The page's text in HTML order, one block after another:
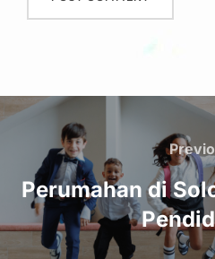
Post
navigation
Perumahan di